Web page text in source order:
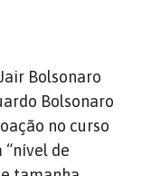
Bolsonaro
Bolsonaro
no curso
“nível de